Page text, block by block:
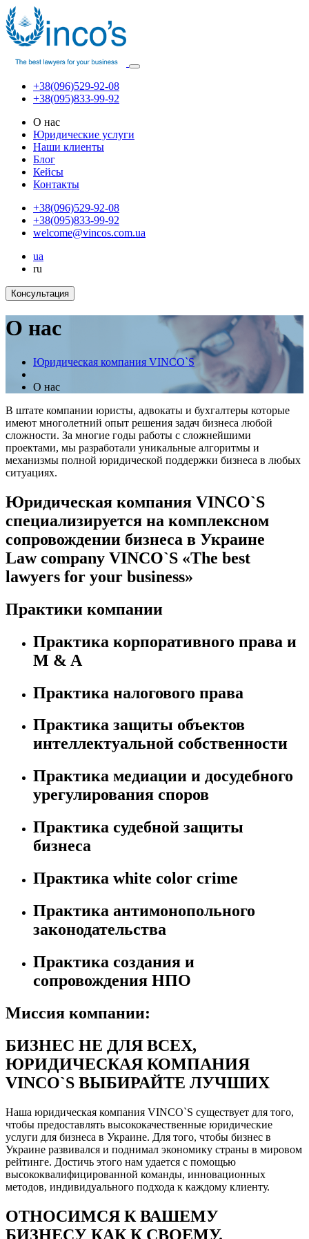
+38(096)529-92-08
+38(095)833-99-92
О нас
Юридические услуги
Наши клиенты
Блог
Кейсы
Контакты
+38(096)529-92-08
+38(095)833-99-92
welcome@vincos.com.ua
ua
ru
Консультация
О нас
Юридическая компания VINCO`S
О нас
В штате компании юристы, адвокаты и бухгалтеры которые
имеют многолетний опыт решения задач бизнеса любой
сложности. За многие годы работы с сложнейшими
проектами, мы разработали уникальные алгоритмы и
механизмы полной юридической поддержки бизнеса в любых
ситуациях.
Юридическая компания VINCO`S
специализируется на комплексном
сопровождении бизнеса в Украине
Law company VINCO`S «The best
lawyers for your business»
Практики компании
Практика корпоративного права и
M & A
Практика налогового права
Практика защиты объектов
интеллектуальной собственности
Практика медиации и досудебного
урегулирования споров
Практика судебной защиты
бизнеса
Практика white color crime
Практика антимонопольного
законодательства
Практика создания и
сопровождения НПО
Миссия компании:
БИЗНЕС НЕ ДЛЯ ВСЕХ,
ЮРИДИЧЕСКАЯ КОМПАНИЯ
VINCO`S ВЫБИРАЙТЕ ЛУЧШИХ
Наша юридическая компания VINCO`S существует для того,
чтобы предоставлять высококачественные юридические
услуги для бизнеса в Украине. Для того, чтобы бизнес в
Украине развивался и поднимал экономику страны в мировом
рейтинге. Достичь этого нам удается с помощью
высококвалифицированной команды, инновационных
методов, индивидуального подхода к каждому клиенту.
ОТНОСИМСЯ К ВАШЕМУ
БИЗНЕСУ КАК К СВОЕМУ.